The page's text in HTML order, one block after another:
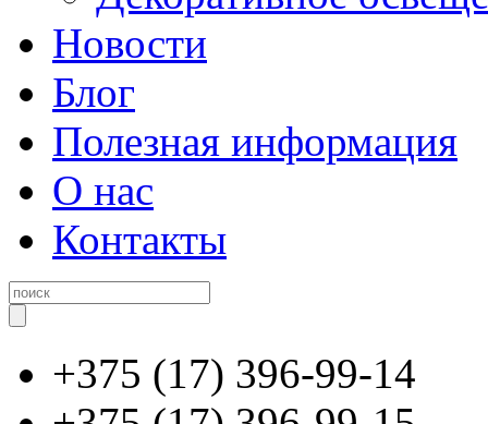
Новости
Блог
Полезная информация
О нас
Контакты
+375 (17) 396-99-14